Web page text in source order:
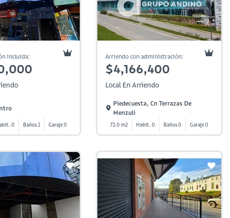
incluida:
0 Baños 2 Garaje 0
Arriendo con administración:
$4,166,400
Local En Arriendo
Piedecuesta, Cn Terrazas De
Menzuli
72.0 m2 Habit. 0 Baños 0 Garaje 0